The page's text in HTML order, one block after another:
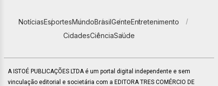
NotíciasEsportesMundoBrasilGenteEntretenimento
CidadesCiênciaSaúde
A ISTOÉ PUBLICAÇÕES LTDA é um portal digital independente e sem
vinculação editorial e societária com a EDITORA TRES COMÉRCIO DE